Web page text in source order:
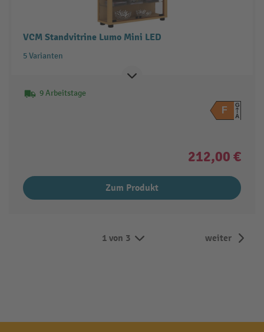
VCM Standvitrine Lumo Mini LED
5 Varianten
9 Arbeitstage
F
G
A
212,00 €
Zum Produkt
1 von 3 weiter